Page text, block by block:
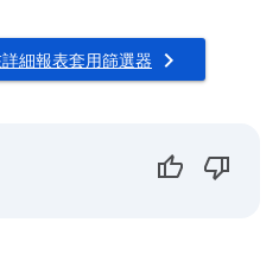
細報表套用篩選器